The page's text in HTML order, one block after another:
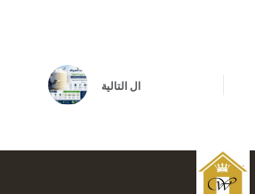
ال التالية